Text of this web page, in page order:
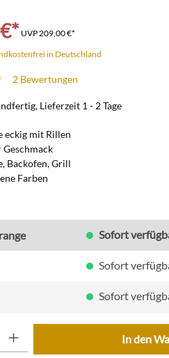
UVP209,00 €*
in Deutschland
2 Bewertungen
Lieferzeit 1 - 2 Tage
eckig mit Rillen
Backofen, Grill
Farben
Sofort
Sofort
Sofort
In den